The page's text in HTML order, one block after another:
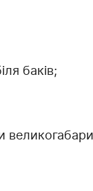
баків;